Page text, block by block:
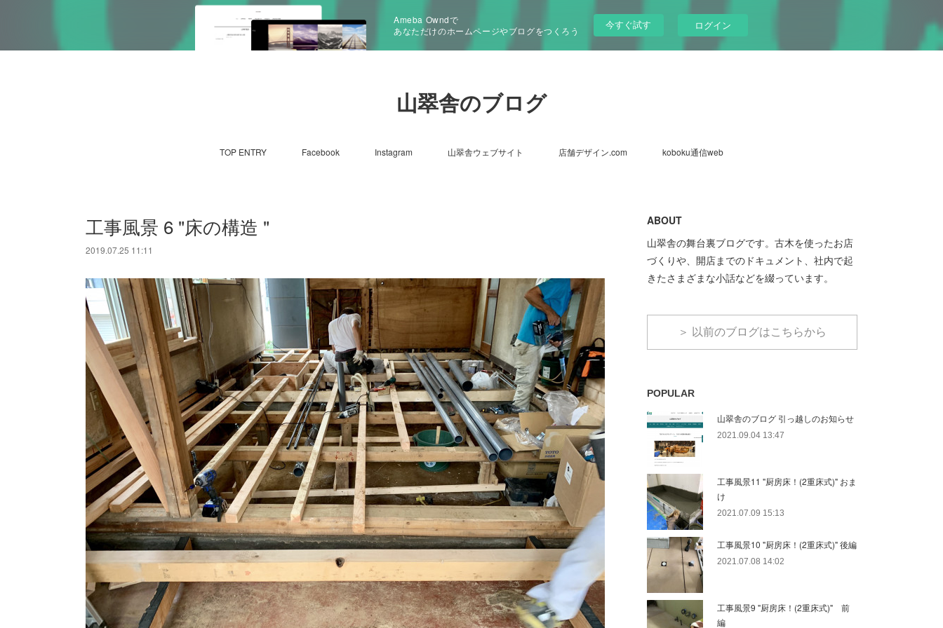
Ameba Owndで
あなただけのホームページやブログをつくろう
今すぐ試す ログイン
山翠舎のブログ
TOP ENTRY Facebook Instagram 山翠舎ウェブサイト 店舗デザイン.com koboku通信web
工事風景 6 "床の構造 "
2019.07.25 11:11
ABOUT
山翠舎の舞台裏ブログです。古木を使ったお店
づくりや、開店までのドキュメント、社内で起
きたさまざまな小話などを綴っています。
＞ 以前のブログはこちらから
POPULAR
山翠舎のブログ 引っ越しのお知らせ
2021.09.04 13:47
工事風景11 "厨房床！(2重床式)" おま
け
2021.07.09 15:13
工事風景10 "厨房床！(2重床式)" 後編
2021.07.08 14:02
工事風景9 "厨房床！(2重床式)" 前
編